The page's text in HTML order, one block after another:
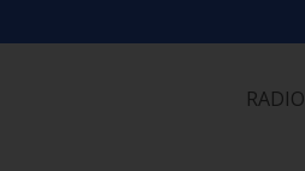
RADIO